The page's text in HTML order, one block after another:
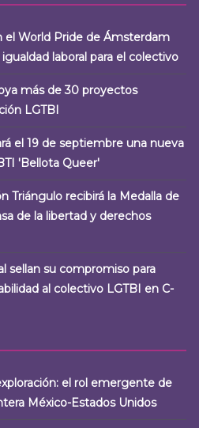
el World Pride de Ámsterdam
laboral para el colectivo
más de 30 proyectos
LGTBI
el 19 de septiembre una nueva
'Bellota Queer'
Triángulo recibirá la Medalla de
de la libertad y derechos
sellan su compromiso para
al colectivo LGTBI en C-
el rol emergente de
México-Estados Unidos